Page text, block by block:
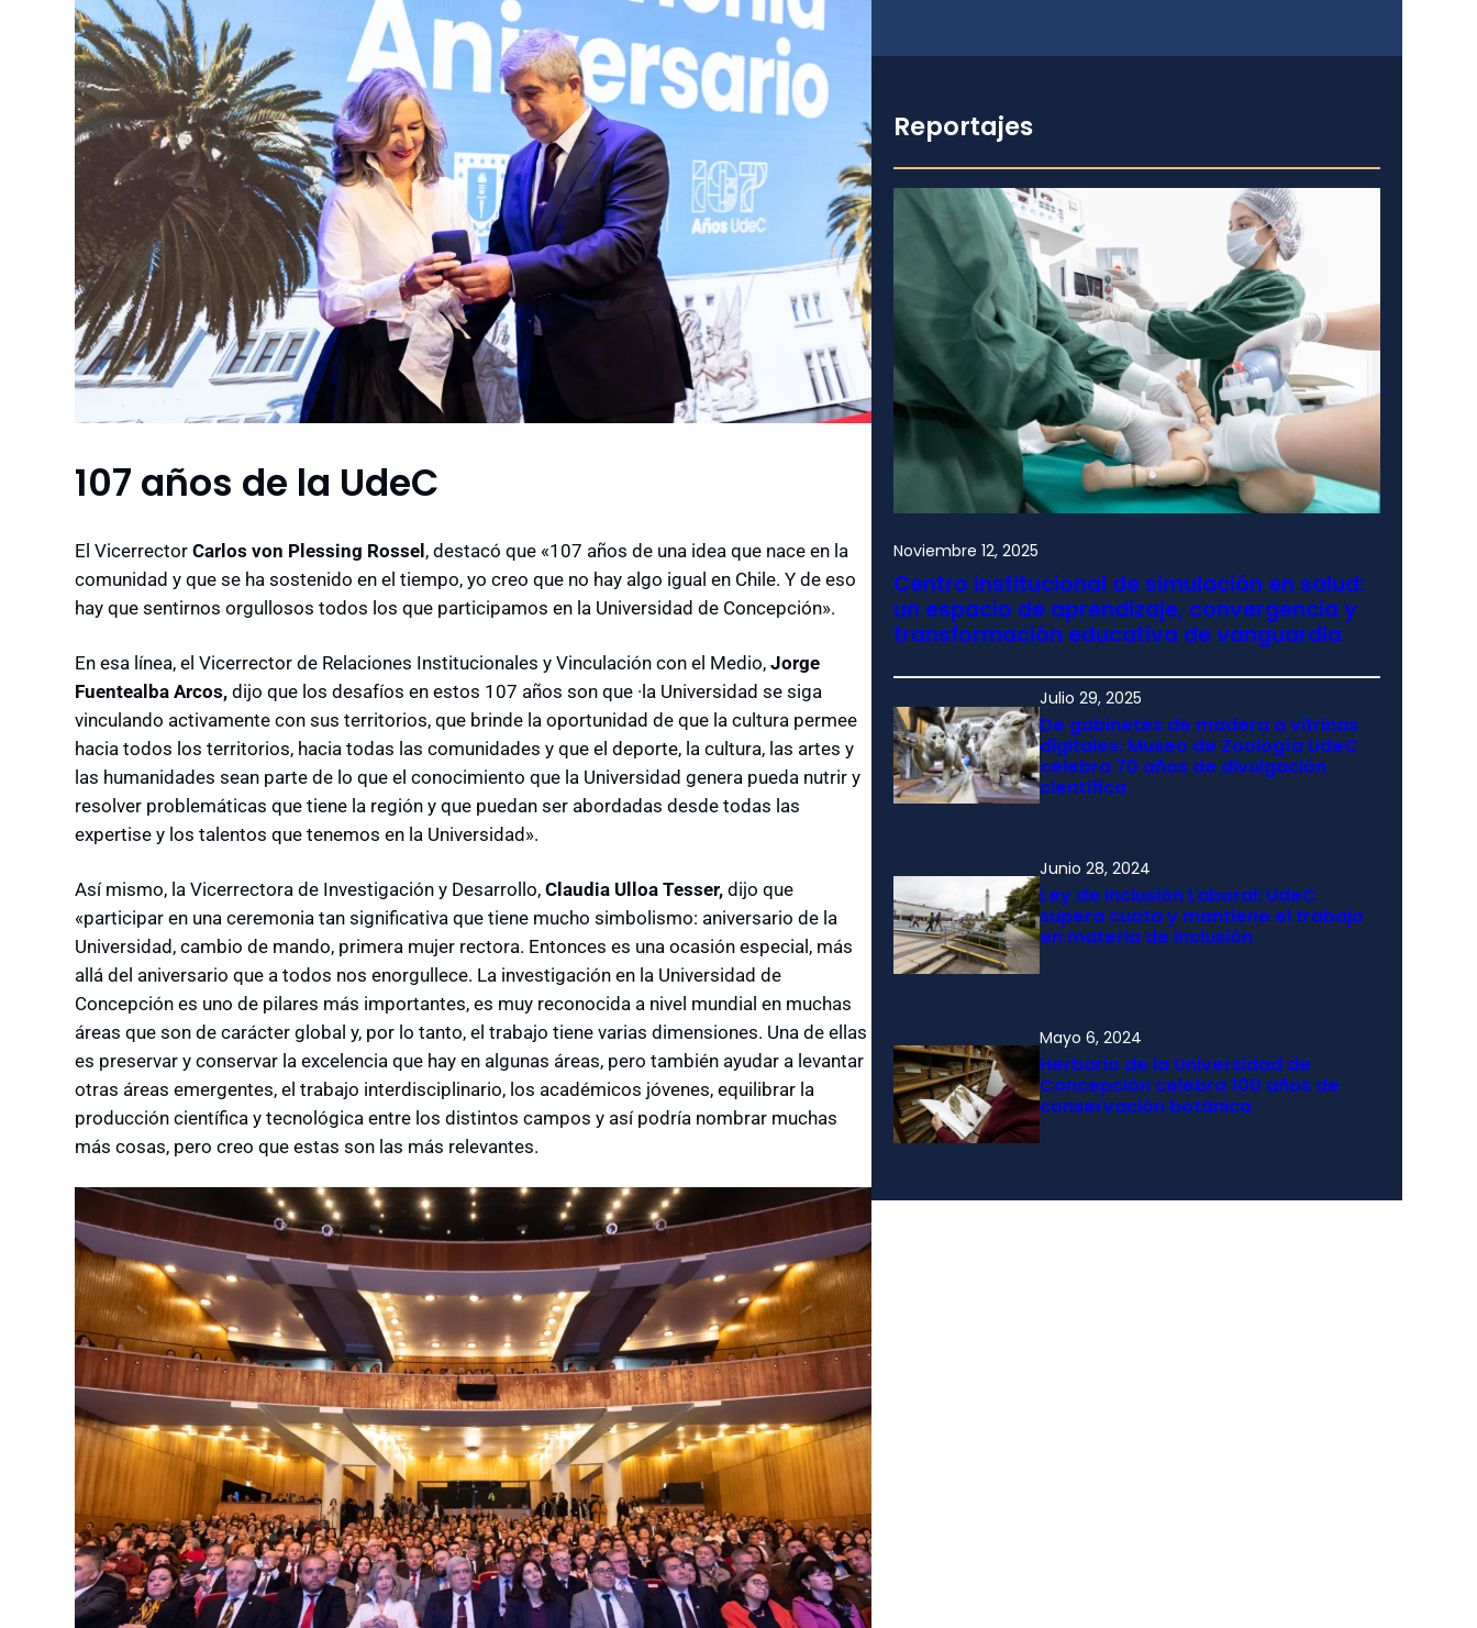
107 años de la UdeC
El Vicerrector Carlos von Plessing Rossel, destacó que «107 años de una idea que nace en la
comunidad y que se ha sostenido en el tiempo, yo creo que no hay algo igual en Chile. Y de eso
hay que sentirnos orgullosos todos los que participamos en la Universidad de Concepción».
En esa línea, el Vicerrector de Relaciones Institucionales y Vinculación con el Medio, Jorge
Fuentealba Arcos, dijo que los desafíos en estos 107 años son que ·la Universidad se siga
vinculando activamente con sus territorios, que brinde la oportunidad de que la cultura permee
hacia todos los territorios, hacia todas las comunidades y que el deporte, la cultura, las artes y
las humanidades sean parte de lo que el conocimiento que la Universidad genera pueda nutrir y
resolver problemáticas que tiene la región y que puedan ser abordadas desde todas las
expertise y los talentos que tenemos en la Universidad».
Así mismo, la Vicerrectora de Investigación y Desarrollo, Claudia Ulloa Tesser, dijo que
«participar en una ceremonia tan significativa que tiene mucho simbolismo: aniversario de la
Universidad, cambio de mando, primera mujer rectora. Entonces es una ocasión especial, más
allá del aniversario que a todos nos enorgullece. La investigación en la Universidad de
Concepción es uno de pilares más importantes, es muy reconocida a nivel mundial en muchas
áreas que son de carácter global y, por lo tanto, el trabajo tiene varias dimensiones. Una de ellas
es preservar y conservar la excelencia que hay en algunas áreas, pero también ayudar a levantar
otras áreas emergentes, el trabajo interdisciplinario, los académicos jóvenes, equilibrar la
producción científica y tecnológica entre los distintos campos y así podría nombrar muchas
más cosas, pero creo que estas son las más relevantes.
Reportajes
Noviembre 12, 2025
Centro institucional de simulación en salud:
un espacio de aprendizaje, convergencia y
transformación educativa de vanguardia
Julio 29, 2025
De gabinetes de madera a vitrinas
digitales: Museo de Zoología UdeC
celebra 70 años de divulgación
científica
Junio 28, 2024
Ley de Inclusión Laboral: UdeC
supera cuota y mantiene el trabajo
en materia de inclusión
Mayo 6, 2024
Herbario de la Universidad de
Concepción celebra 100 años de
conservación botánica